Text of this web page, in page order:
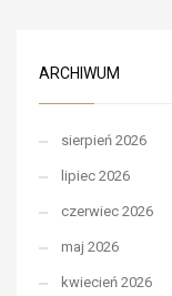
ARCHIWUM
sierpień 2026
lipiec 2026
czerwiec 2026
maj 2026
kwiecień 2026